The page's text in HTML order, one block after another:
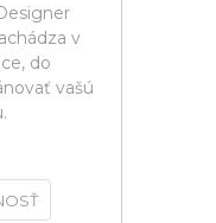
v
do
vašú